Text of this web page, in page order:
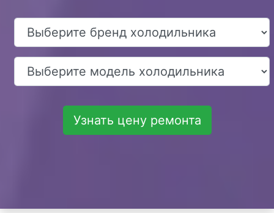
Узнать цену ремонта